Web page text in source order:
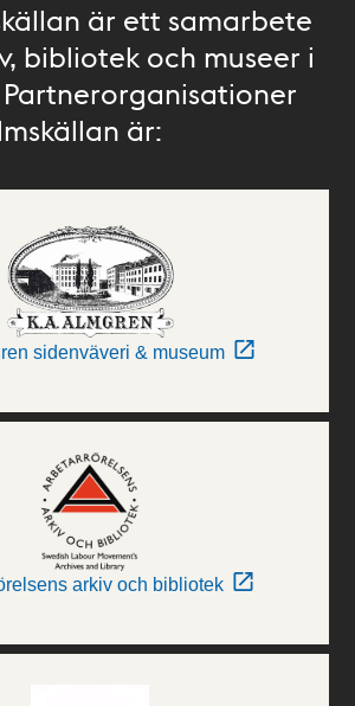
är ett samarbete
bibliotek och museer i
är:
sidenväveri & museum
arkiv och bibliotek